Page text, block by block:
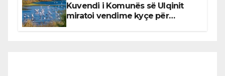
Kuvendi i Komunës së Ulqinit
miratoi vendime kyçe për